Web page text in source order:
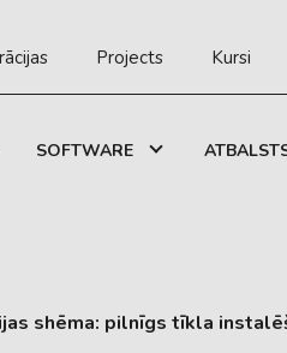
Projects Kursi
SOFTWARE
shēma: pilnīgs tīkla